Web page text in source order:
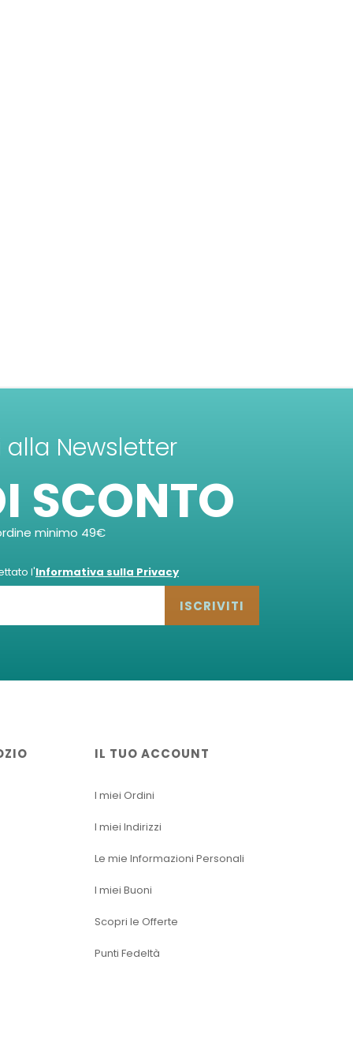
alla Newsletter
SCONTO
minimo 49€
l'Informativa sulla Privacy
ISCRIVITI
IL TUO ACCOUNT
I miei Ordini
I miei Indirizzi
Le mie Informazioni Personali
I miei Buoni
Scopri le Offerte
Punti Fedeltà